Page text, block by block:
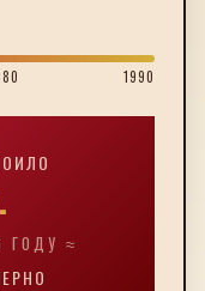
1990
ГОДУ ≈